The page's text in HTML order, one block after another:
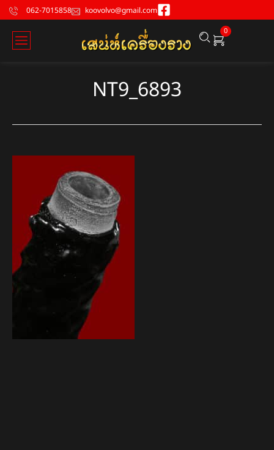
062-7015858 koovolvo@gmail.com
0
NT9_6893